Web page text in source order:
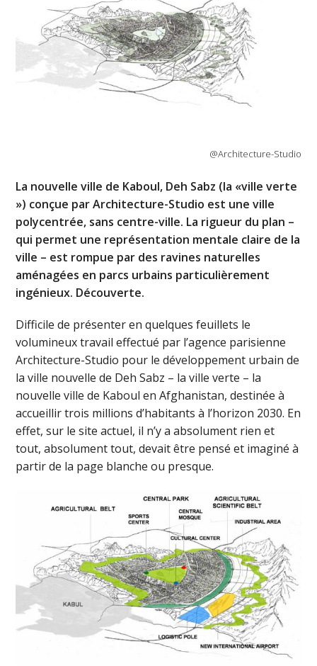
@Architecture-Studio
La nouvelle ville de Kaboul, Deh Sabz (la «ville verte
») conçue par Architecture-Studio est une ville
polycentrée, sans centre-ville. La rigueur du plan –
qui permet une représentation mentale claire de la
ville – est rompue par des ravines naturelles
aménagées en parcs urbains particulièrement
ingénieux. Découverte.
Difficile de présenter en quelques feuillets le
volumineux travail effectué par l’agence parisienne
Architecture-Studio pour le développement urbain de
la ville nouvelle de Deh Sabz – la ville verte – la
nouvelle ville de Kaboul en Afghanistan, destinée à
accueillir trois millions d’habitants à l’horizon 2030. En
effet, sur le site actuel, il n’y a absolument rien et
tout, absolument tout, devait être pensé et imaginé à
partir de la page blanche ou presque.